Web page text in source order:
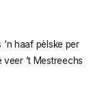
haaf pèlske per
’t Mestreechs